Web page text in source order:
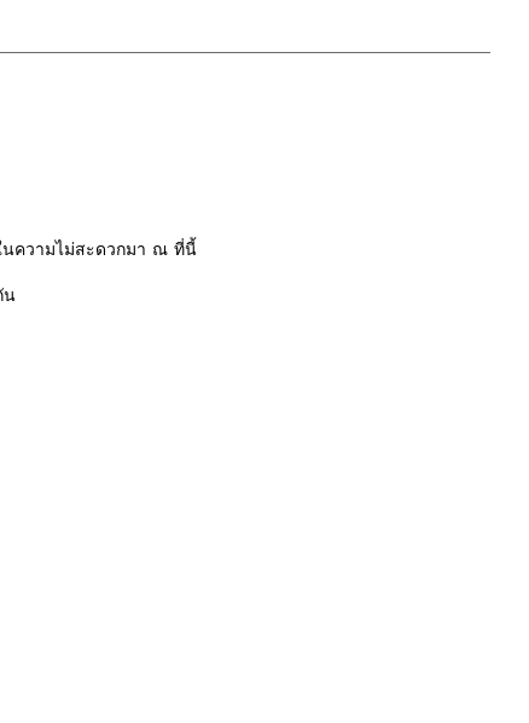
นความไม่สะดวกมา ณ ที่นี้
น